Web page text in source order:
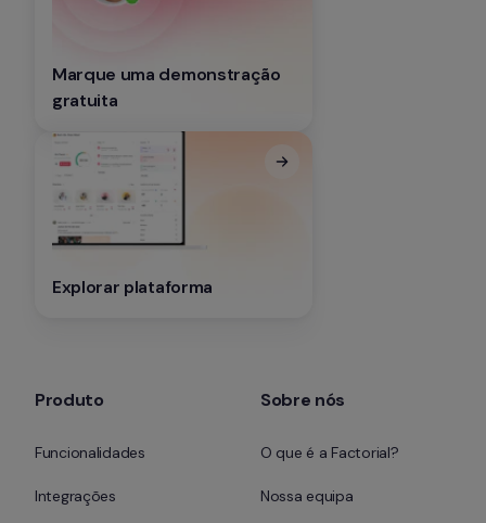
Marque uma demonstração
gratuita
Explorar plataforma
Produto
Funcionalidades
Integrações
Sobre nós
O que é a Factorial?
Nossa equipa